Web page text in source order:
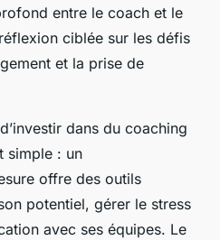
entre le coach et le
ciblée sur les défis
et la prise de
dans du coaching
simple : un
offre des outils
potentiel, gérer le stress
avec ses équipes. Le